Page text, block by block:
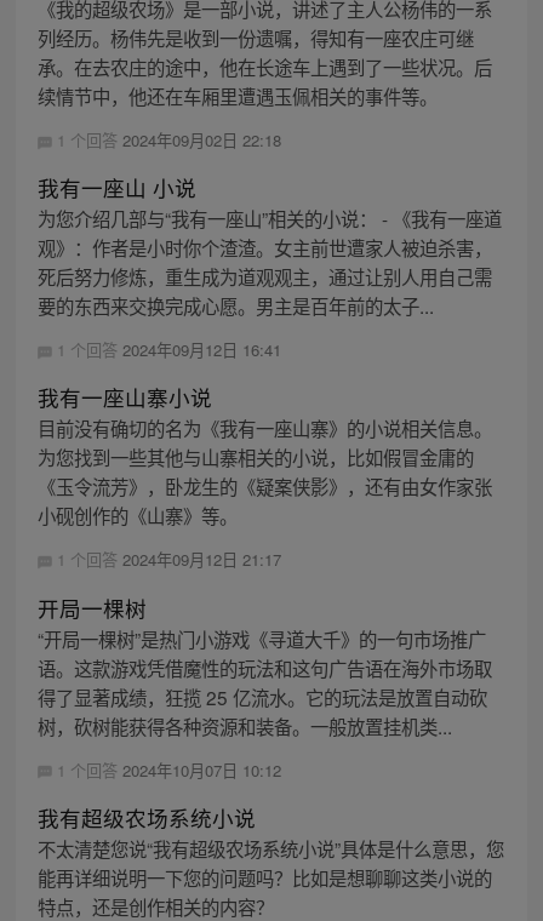
《我的超级农场》是一部小说，讲述了主人公杨伟的一系
列经历。杨伟先是收到一份遗嘱，得知有一座农庄可继
承。在去农庄的途中，他在长途车上遇到了一些状况。后
续情节中，他还在车厢里遭遇玉佩相关的事件等。
1 个回答 2024年09月02日 22:18
我有一座山 小说
为您介绍几部与“我有一座山”相关的小说： - 《我有一座道
观》：作者是小时你个渣渣。女主前世遭家人被迫杀害，
死后努力修炼，重生成为道观观主，通过让别人用自己需
要的东西来交换完成心愿。男主是百年前的太子...
1 个回答 2024年09月12日 16:41
我有一座山寨小说
目前没有确切的名为《我有一座山寨》的小说相关信息。
为您找到一些其他与山寨相关的小说，比如假冒金庸的
《玉令流芳》，卧龙生的《疑案侠影》，还有由女作家张
小砚创作的《山寨》等。
1 个回答 2024年09月12日 21:17
开局一棵树
“开局一棵树”是热门小游戏《寻道大千》的一句市场推广
语。这款游戏凭借魔性的玩法和这句广告语在海外市场取
得了显著成绩，狂揽 25 亿流水。它的玩法是放置自动砍
树，砍树能获得各种资源和装备。一般放置挂机类...
1 个回答 2024年10月07日 10:12
我有超级农场系统小说
不太清楚您说“我有超级农场系统小说”具体是什么意思，您
能再详细说明一下您的问题吗？比如是想聊聊这类小说的
特点，还是创作相关的内容？